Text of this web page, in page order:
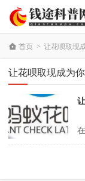
首页 > 让花呗取现
让花呗取现成为